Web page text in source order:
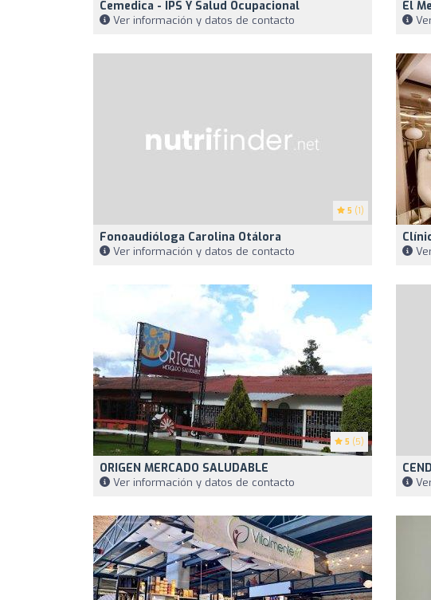
Cemedica - IPS Y Salud Ocupacional
Ver información y datos de contacto
El
5 (1)
Fonoaudióloga Carolina Otálora
Ver información y datos de contacto
5 (5)
ORIGEN MERCADO SALUDABLE
Ver información y datos de contacto